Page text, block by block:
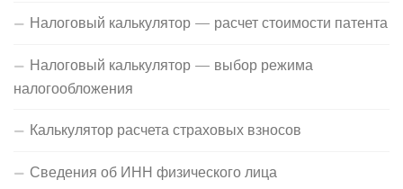
Налоговый калькулятор — расчет стоимости патента
Налоговый калькулятор — выбор режима
налогообложения
Калькулятор расчета страховых взносов
Сведения об ИНН физического лица